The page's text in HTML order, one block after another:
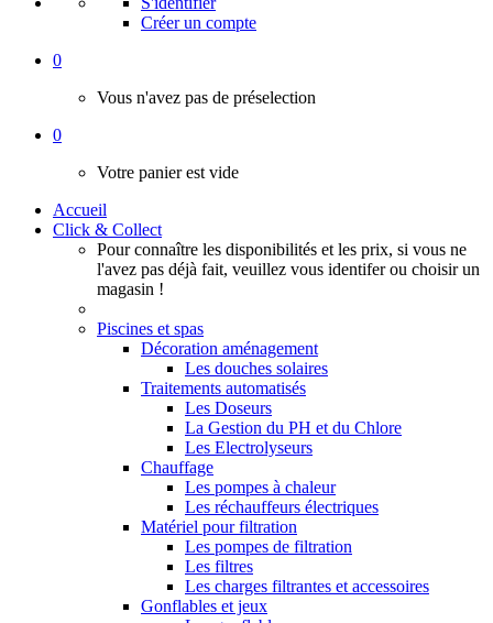
Créer un compte
0
Vous n'avez pas de préselection
0
Votre panier est vide
Accueil
Click & Collect
Pour connaître les disponibilités et les prix, si vous ne
l'avez pas déjà fait, veuillez vous identifer ou choisir un
magasin !
Piscines et spas
Décoration aménagement
Les douches solaires
Traitements automatisés
Les Doseurs
La Gestion du PH et du Chlore
Les Electrolyseurs
Chauffage
Les pompes à chaleur
Les réchauffeurs électriques
Matériel pour filtration
Les pompes de filtration
Les filtres
Les charges filtrantes et accessoires
Gonflables et jeux